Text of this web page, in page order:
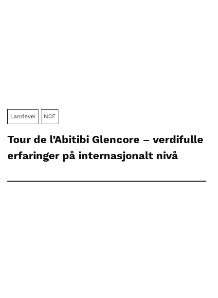
Landevei NCF
Tour de l’Abitibi Glencore – verdifulle
erfaringer på internasjonalt nivå